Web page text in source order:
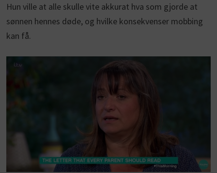
Hun ville at alle skulle vite akkurat hva som gjorde at
sønnen hennes døde, og hvilke konsekvenser mobbing
kan få.